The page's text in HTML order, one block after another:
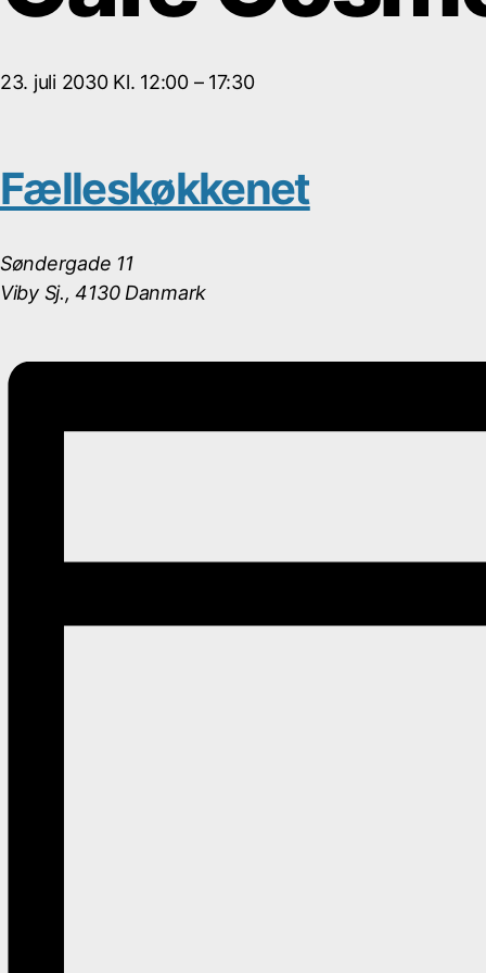
23. juli 2030 Kl. 12:00 – 17:30
Fælleskøkkenet
Søndergade 11
Viby Sj., 4130 Danmark